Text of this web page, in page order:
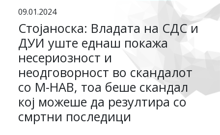
09.01.2024
Стојаноска: Владата на СДС и
ДУИ уште еднаш покажа
несериозност и
неодговорност во скандалот
со М-НАВ, тоа беше скандал
кој можеше да резултира со
смртни последици